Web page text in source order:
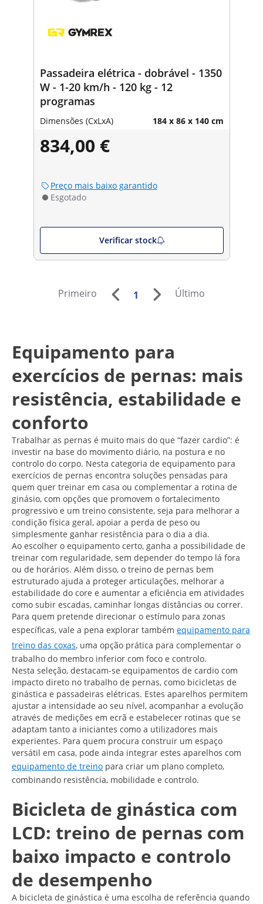
Passadeira elétrica - dobrável - 1350
W - 1-20 km/h - 120 kg - 12
programas
Dimensões (CxLxA) 184 x 86 x 140 cm
834,00 €
Preço mais baixo garantido
Esgotado
Verificar stock
Primeiro 1 Último
Equipamento para
exercícios de pernas: mais
resistência, estabilidade e
conforto
Trabalhar as pernas é muito mais do que “fazer cardio”: é
investir na base do movimento diário, na postura e no
controlo do corpo. Nesta categoria de equipamento para
exercícios de pernas encontra soluções pensadas para
quem quer treinar em casa ou complementar a rotina de
ginásio, com opções que promovem o fortalecimento
progressivo e um treino consistente, seja para melhorar a
condição física geral, apoiar a perda de peso ou
simplesmente ganhar resistência para o dia a dia.
Ao escolher o equipamento certo, ganha a possibilidade de
treinar com regularidade, sem depender do tempo lá fora
ou de horários. Além disso, o treino de pernas bem
estruturado ajuda a proteger articulações, melhorar a
estabilidade do core e aumentar a eficiência em atividades
como subir escadas, caminhar longas distâncias ou correr.
Para quem pretende direcionar o estímulo para zonas
específicas, vale a pena explorar também equipamento para
treino das coxas, uma opção prática para complementar o
trabalho do membro inferior com foco e controlo.
Nesta seleção, destacam-se equipamentos de cardio com
impacto direto no trabalho de pernas, como bicicletas de
ginástica e passadeiras elétricas. Estes aparelhos permitem
ajustar a intensidade ao seu nível, acompanhar a evolução
através de medições em ecrã e estabelecer rotinas que se
adaptam tanto a iniciantes como a utilizadores mais
experientes. Para quem procura construir um espaço
versátil em casa, pode ainda integrar estes aparelhos com
equipamento de treino para criar um plano completo,
combinando resistência, mobilidade e controlo.
Bicicleta de ginástica com
LCD: treino de pernas com
baixo impacto e controlo
de desempenho
A bicicleta de ginástica é uma escolha de referência quando